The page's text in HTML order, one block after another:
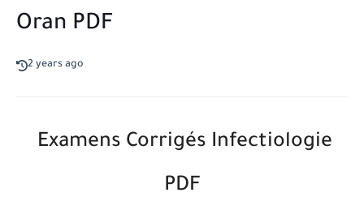
Oran PDF
2 years ago
Examens Corrigés Infectiologie
PDF